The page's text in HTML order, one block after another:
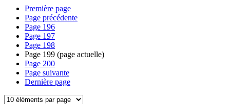
Première page
Page précédente
Page 196
Page 197
Page 198
Page 199 (page actuelle)
Page 200
Page suivante
Dernière page